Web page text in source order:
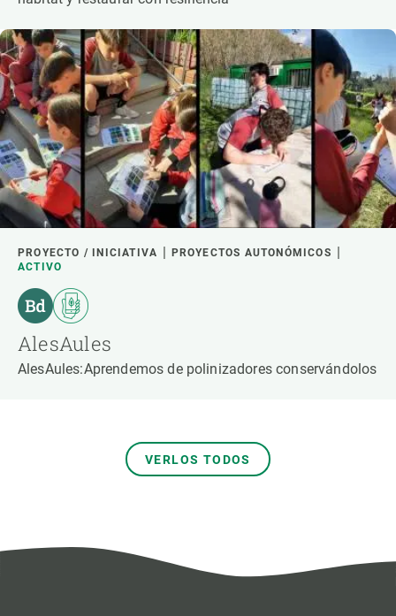
PROYECTO / INICIATIVA
PROYECTOS AUTONÓMICOS
ACTIVO
AlesAules
AlesAules:Aprendemos de polinizadores conservándolos
VERLOS TODOS